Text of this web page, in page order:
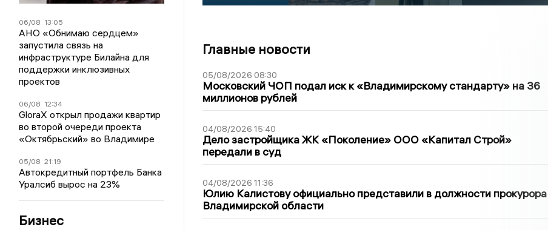
06/08 13:05
АНО «Обнимаю сердцем»
запустила связь на
инфраструктуре Билайна для
поддержки инклюзивных
проектов
06/08 12:34
GloraX открыл продажи квартир
во второй очереди проекта
«Октябрьский» во Владимире
05/08 21:19
Автокредитный портфель Банка
Уралсиб вырос на 23%
Бизнес
Главные новости
05/08/2026 08:30
Московский ЧОП подал иск к «Владимирскому стандарту» на 36
миллионов рублей
04/08/2026 15:40
Дело застройщика ЖК «Поколение» ООО «Капитал Строй»
передали в суд
04/08/2026 11:36
Юлию Калистову официально представили в должности прокурора
Владимирской области